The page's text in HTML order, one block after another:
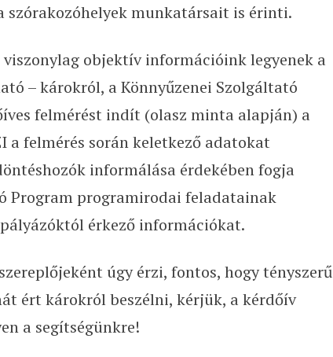
szórakozóhelyek munkatársait is érinti.
objektív információink legyenek a
– károkról, a Könnyűzenei Szolgáltató
felmérést indít (olasz minta alapján) a
a felmérés során keletkező adatokat
informálása érdekében fogja
Program programirodai feladatainak
érkező információkat.
úgy érzi, fontos, hogy tényszerű
ért károkról beszélni, kérjük, a kérdőív
a segítségünkre!